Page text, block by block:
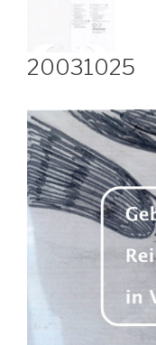
20031025